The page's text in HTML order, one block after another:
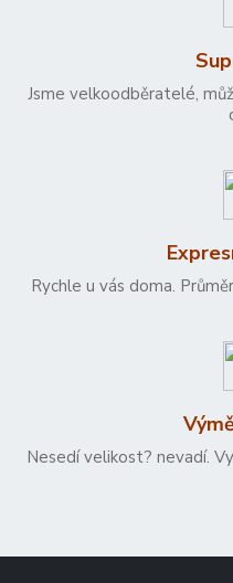
Jsme velkoodběratelé,
Rychle u vás doma.
Nesedí velikost? nevadí.